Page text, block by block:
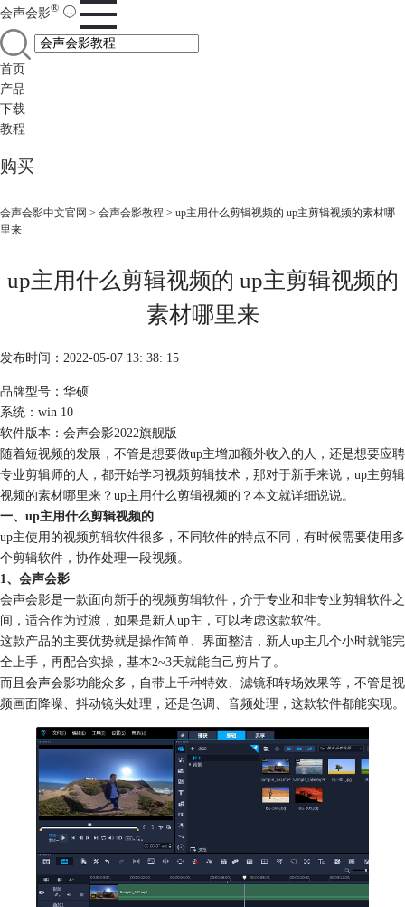
会声会影®
首页
产品
下载
教程
购买
会声会影中文官网 > 会声会影教程 > up主用什么剪辑视频的 up主剪辑视频的素材哪
里来
up主用什么剪辑视频的 up主剪辑视频的
素材哪里来
发布时间：2022-05-07 13: 38: 15
品牌型号：华硕
系统：win 10
软件版本：会声会影2022旗舰版
随着短视频的发展，不管是想要做up主增加额外收入的人，还是想要应聘
专业剪辑师的人，都开始学习视频剪辑技术，那对于新手来说，up主剪辑
视频的素材哪里来？up主用什么剪辑视频的？本文就详细说说。
一、up主用什么剪辑视频的
up主使用的视频剪辑软件很多，不同软件的特点不同，有时候需要使用多
个剪辑软件，协作处理一段视频。
1、会声会影
会声会影是一款面向新手的视频剪辑软件 ，介于专业和非专业剪辑软件之
间，适合作为过渡，如果是新人up主，可以考虑这款软件。
这款产品的主要优势就是操作简单、界面整洁，新人up主几个小时就能完
全上手，再配合实操，基本2~3天就能自己剪片了。
而且会声会影功能众多，自带上千种特效、 滤镜和转场效果等，不管是视
频画面降噪、抖动镜头处理，还是色调、音频处理，这款软件都能实现。